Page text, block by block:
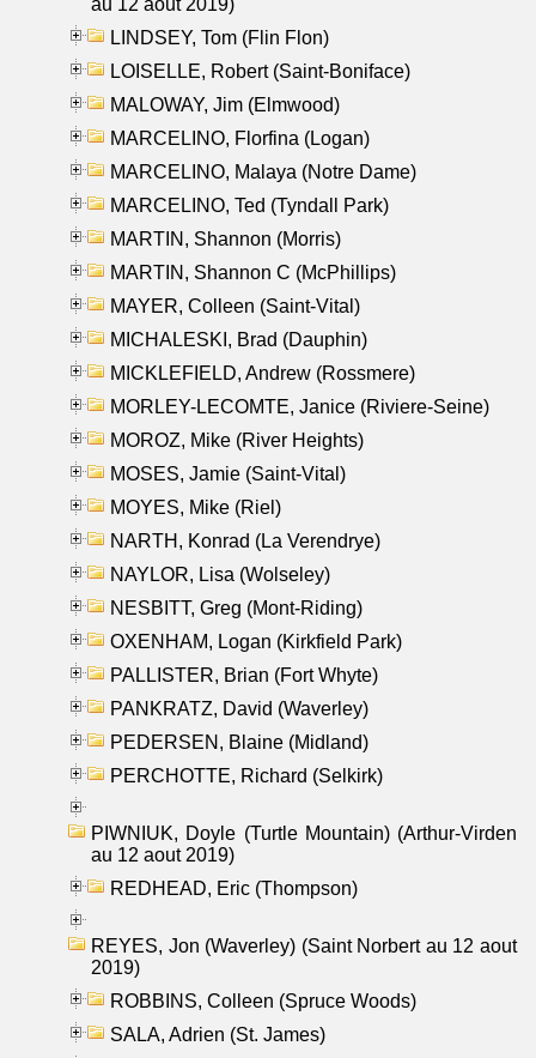
LINDSEY, Tom (Flin Flon)
LOISELLE, Robert (Saint-Boniface)
MALOWAY, Jim (Elmwood)
MARCELINO, Florfina (Logan)
MARCELINO, Malaya (Notre Dame)
MARCELINO, Ted (Tyndall Park)
MARTIN, Shannon (Morris)
MARTIN, Shannon C (McPhillips)
MAYER, Colleen (Saint-Vital)
MICHALESKI, Brad (Dauphin)
MICKLEFIELD, Andrew (Rossmere)
MORLEY-LECOMTE, Janice (Riviere-Seine)
MOROZ, Mike (River Heights)
MOSES, Jamie (Saint-Vital)
MOYES, Mike (Riel)
NARTH, Konrad (La Verendrye)
NAYLOR, Lisa (Wolseley)
NESBITT, Greg (Mont-Riding)
OXENHAM, Logan (Kirkfield Park)
PALLISTER, Brian (Fort Whyte)
PANKRATZ, David (Waverley)
PEDERSEN, Blaine (Midland)
PERCHOTTE, Richard (Selkirk)
PIWNIUK, Doyle (Turtle Mountain) (Arthur-Virden
au 12 aout 2019)
REDHEAD, Eric (Thompson)
REYES, Jon (Waverley) (Saint Norbert au 12 aout
2019)
ROBBINS, Colleen (Spruce Woods)
SALA, Adrien (St. James)